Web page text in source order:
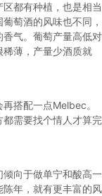
都有种植，也是相当
萄酒的风味也不同，
气。葡萄产量高低对
薄，产量少酒质就
搭配一点Melbec。
需要找个情人才算完
向于做单宁和酸高一
年，就有更丰富的风